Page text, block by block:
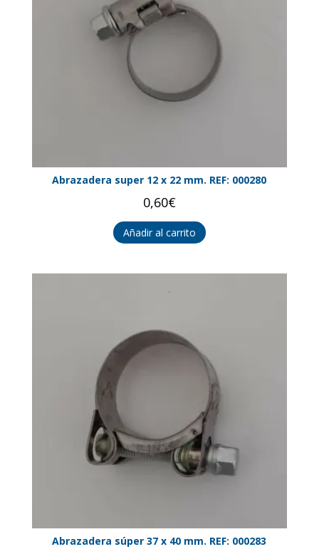
Abrazadera super 12 x 22 mm. REF: 000280
0,60€
Añadir al carrito
Abrazadera súper 37 x 40 mm. REF: 000283